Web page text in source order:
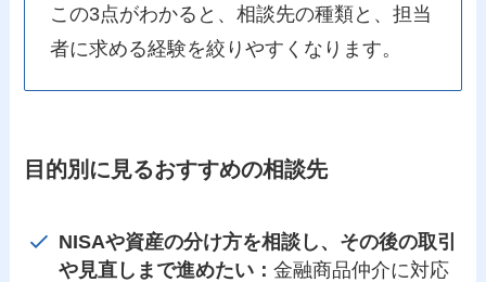
この3点がわかると、相談先の種類と、担当
者に求める経験を絞りやすくなります。
目的別に見るおすすめの相談先
NISAや資産の分け方を相談し、その後の取引
や見直しまで進めたい： 金融商品仲介に対応